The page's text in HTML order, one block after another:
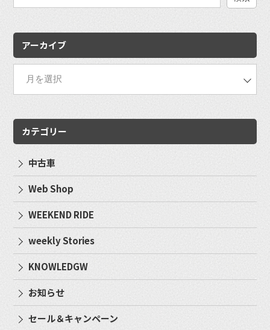
アーカイブ
カテゴリー
中古車
Web Shop
WEEKEND RIDE
weekly Stories
KNOWLEDGW
お知らせ
セール＆キャンペーン